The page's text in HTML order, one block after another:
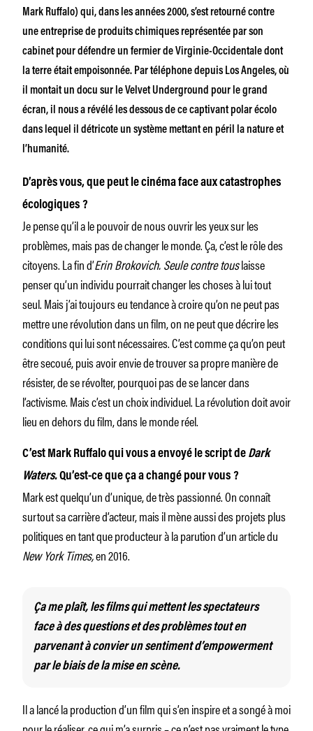
Mark Ruffalo) qui, dans les années 2000, s’est retourné contre
une entreprise de produits chimiques représentée par son
cabinet pour défendre un fermier de Virginie-Occidentale dont
la terre était empoisonnée. Par téléphone depuis Los Angeles, où
il montait un docu sur le Velvet Underground pour le grand
écran, il nous a révélé les dessous de ce captivant polar écolo
dans lequel il détricote un système mettant en péril la nature et
l’humanité.
D’après vous, que peut le cinéma face aux catastrophes
écologiques ?
Je pense qu’il a le pouvoir de nous ouvrir les yeux sur les
problèmes, mais pas de changer le monde. Ça, c’est le rôle des
citoyens. La fin d’Erin Brokovich. Seule contre touslaisse
penser qu’un individu pourrait changer les choses à lui tout
seul. Mais j’ai toujours eu tendance à croire qu’on ne peut pas
mettre une révolution dans un film, on ne peut que décrire les
conditions qui lui sont nécessaires. C’est comme ça qu’on peut
être secoué, puis avoir envie de trouver sa propre manière de
résister, de se révolter, pourquoi pas de se lancer dans
l’activisme. Mais c’est un choix individuel. La révolution doit avoir
lieu en dehors du film, dans le monde réel.
C’est Mark Ruffalo qui vous a envoyé le script de Dark
Waters.Qu’est-ce que ça a changé pour vous ?
Mark est quelqu’un d’unique, de très passionné. On connaît
surtout sa carrière d’acteur, mais il mène aussi des projets plus
politiques en tant que producteurà la parution d’un article du
New York Times,en 2016.
Ça me plaît, les films qui mettent les spectateurs
face à des questions et des problèmes tout en
parvenant à convier un sentiment d’empowerment
par le biais de la mise en scène.
Il a lancé la production d’un film qui s’en inspire et a songé à moi